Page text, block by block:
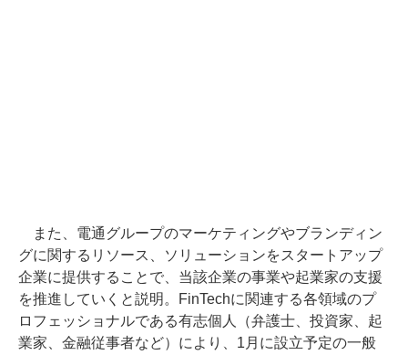
また、電通グループのマーケティングやブランディン
グに関するリソース、ソリューションをスタートアップ
企業に提供することで、当該企業の事業や起業家の支援
を推進していくと説明。FinTechに関連する各領域のプ
ロフェッショナルである有志個人（弁護士、投資家、起
業家、金融従事者など）により、1月に設立予定の一般